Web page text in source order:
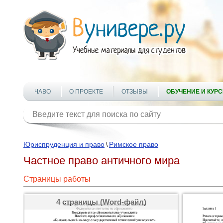
ЧАВО О ПРОЕКТЕ ОТЗЫВЫ ОБУЧЕНИЕ И
Юриспруденция и право \ Римское право
Частное право античного мира
Страницы работы
4 страницы (Word-файл)